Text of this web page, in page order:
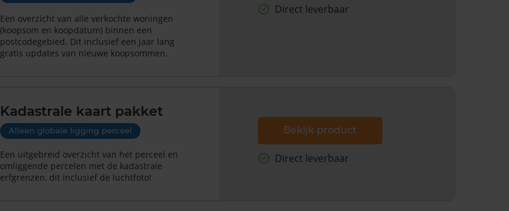
Een overzicht van alle verkochte woningen
(koopsom en koopdatum) binnen een
postcodegebied. Dit inclusief een jaar lang
gratis updates van nieuwe koopsommen.
Direct leverbaar
Kadastrale kaart pakket
Alleen globale ligging perceel
Een uitgebreid overzicht van het perceel en
omliggende percelen met de kadastrale
erfgrenzen, dit inclusief de luchtfoto!
Bekijk product
Direct leverbaar